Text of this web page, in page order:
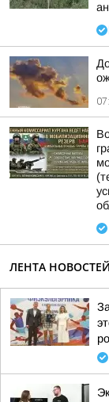
ЛЕНТА НОВОСТЕЙ